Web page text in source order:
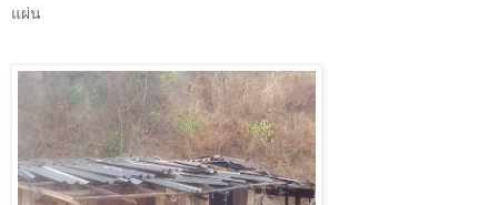
แผ่น